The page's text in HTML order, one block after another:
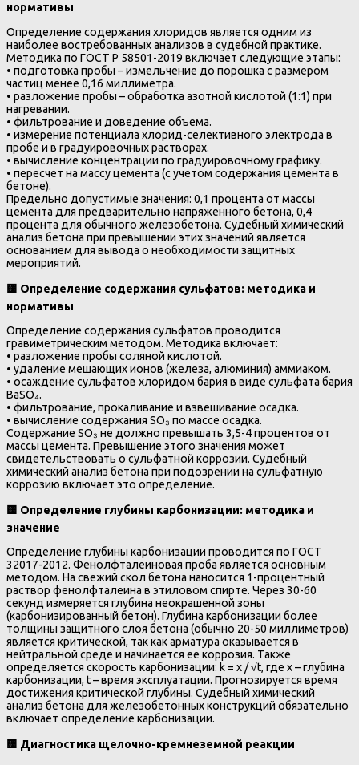
нормативы
Определение содержания хлоридов является одним из
наиболее востребованных анализов в судебной практике.
Методика по ГОСТ Р 58501-2019 включает следующие этапы:
• подготовка пробы – измельчение до порошка с размером
частиц менее 0,16 миллиметра.
• разложение пробы – обработка азотной кислотой (1:1) при
нагревании.
• фильтрование и доведение объема.
• измерение потенциала хлорид-селективного электрода в
пробе и в градуировочных растворах.
• вычисление концентрации по градуировочному графику.
• пересчет на массу цемента (с учетом содержания цемента в
бетоне).
Предельно допустимые значения: 0,1 процента от массы
цемента для предварительно напряженного бетона, 0,4
процента для обычного железобетона. Судебный химический
анализ бетона при превышении этих значений является
основанием для вывода о необходимости защитных
мероприятий.
🟨 Определение содержания сульфатов: методика и
нормативы
Определение содержания сульфатов проводится
гравиметрическим методом. Методика включает:
• разложение пробы соляной кислотой.
• удаление мешающих ионов (железа, алюминия) аммиаком.
• осаждение сульфатов хлоридом бария в виде сульфата бария
BaSO₄.
• фильтрование, прокаливание и взвешивание осадка.
• вычисление содержания SO₃ по массе осадка.
Содержание SO₃ не должно превышать 3,5-4 процентов от
массы цемента. Превышение этого значения может
свидетельствовать о сульфатной коррозии. Судебный
химический анализ бетона при подозрении на сульфатную
коррозию включает это определение.
🟨 Определение глубины карбонизации: методика и
значение
Определение глубины карбонизации проводится по ГОСТ
32017-2012. Фенолфталеиновая проба является основным
методом. На свежий скол бетона наносится 1-процентный
раствор фенолфталеина в этиловом спирте. Через 30-60
секунд измеряется глубина неокрашенной зоны
(карбонизированный бетон). Глубина карбонизации более
толщины защитного слоя бетона (обычно 20-50 миллиметров)
является критической, так как арматура оказывается в
нейтральной среде и начинается ее коррозия. Также
определяется скорость карбонизации: k = x / √t, где x – глубина
карбонизации, t – время эксплуатации. Прогнозируется время
достижения критической глубины. Судебный химический
анализ бетона для железобетонных конструкций обязательно
включает определение карбонизации.
🟨 Диагностика щелочно-кремнеземной реакции